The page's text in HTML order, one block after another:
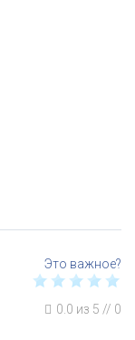
0.0 из 5 // 0